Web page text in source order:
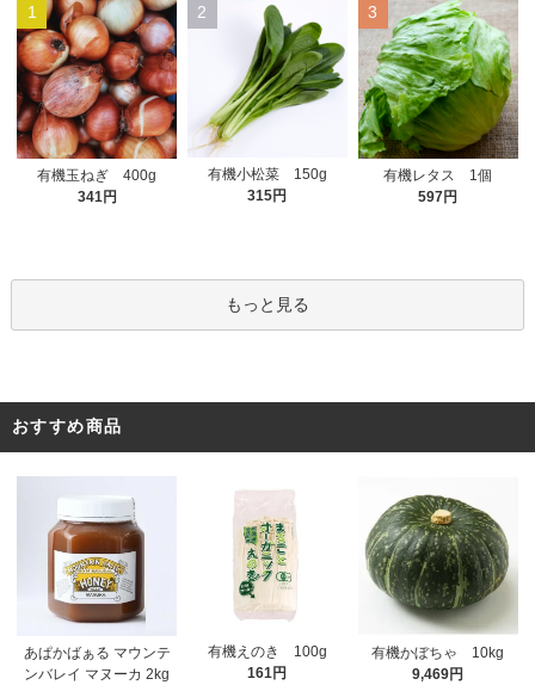
1
有機玉ねぎ 400g
341円
2
有機小松菜 150g
315円
3
有機レタス 1個
597円
もっと見る
おすすめ商品
あぱかばぁる マウンテ
ンバレイ マヌーカ 2kg
有機えのき 100g
161円
有機かぼちゃ 10kg
9,469円